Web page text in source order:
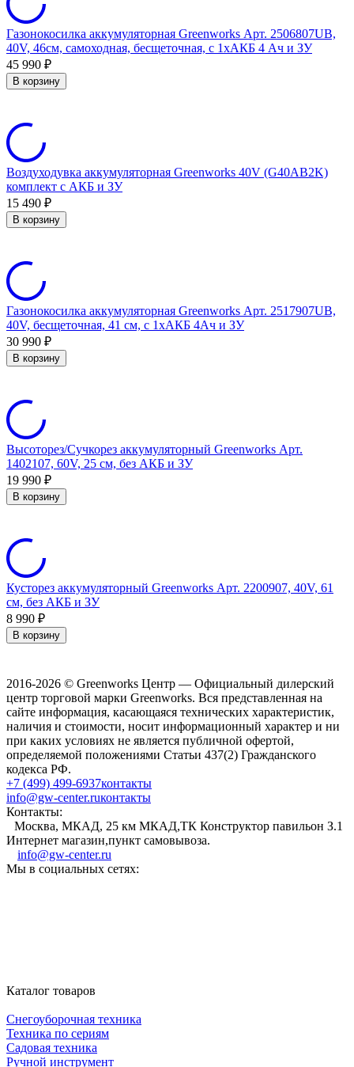
Газонокосилка аккумуляторная Greenworks Арт. 2506807UB,
40V, 46см, самоходная, бесщеточная, c 1хАКБ 4 Ач и ЗУ
45 990 ₽
В корзину
Воздуходувка аккумуляторная Greenworks 40V (G40AB2K)
комплект с АКБ и ЗУ
15 490 ₽
В корзину
Газонокосилка аккумуляторная Greenworks Арт. 2517907UB,
40V, бесщеточная, 41 см, c 1хАКБ 4Ач и ЗУ
30 990 ₽
В корзину
Высоторез/Сучкорез аккумуляторный Greenworks Арт.
1402107, 60V, 25 см, без АКБ и ЗУ
19 990 ₽
В корзину
Кусторез аккумуляторный Greenworks Арт. 2200907, 40V, 61
см, без АКБ и ЗУ
8 990 ₽
В корзину
2016-2026 © Greenworks Центр — Официальный дилерский
центр торговой марки Greenworks. Вся представленная на
сайте информация, касающаяся технических характеристик,
наличия и стоимости, носит информационный характер и ни
при каких условиях не является публичной офертой,
определяемой положениями Статьи 437(2) Гражданского
кодекса РФ.
+7 (499) 499-6937контакты
info@gw-center.ruконтакты
Контакты:
Москва, МКАД, 25 км МКАД,ТК Конструктор павильон З.1
Интернет магазин,пункт самовывоза.
info@gw-center.ru
Мы в социальных сетях:
Каталог товаров
Снегоуборочная техника
Техника по сериям
Садовая техника
Ручной инструмент